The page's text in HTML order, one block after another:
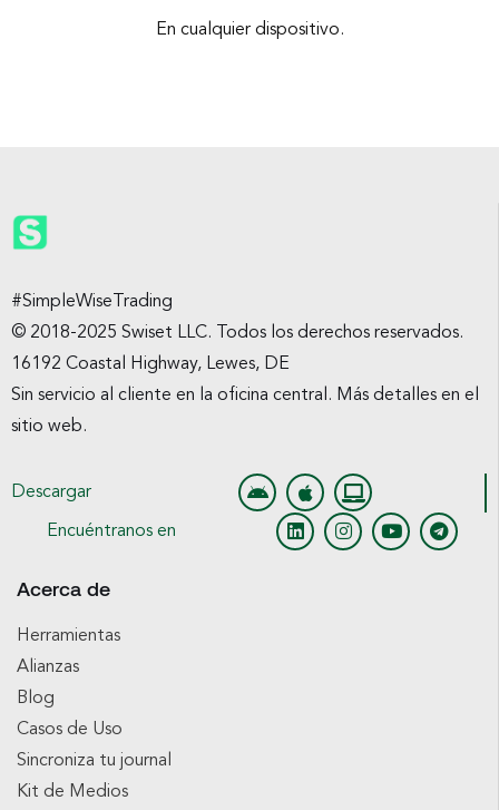
En cualquier dispositivo.
#SimpleWiseTrading
© 2018-2025 Swiset LLC. Todos los derechos reservados.
16192 Coastal Highway, Lewes, DE
Sin servicio al cliente en la oficina central. Más detalles en el
sitio web.
Descargar
Encuéntranos en
Acerca de
Herramientas
Alianzas
Blog
Casos de Uso
Sincroniza tu journal
Kit de Medios